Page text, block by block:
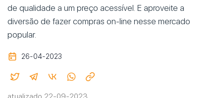
de qualidade a um preço acessível. E aproveite a
diversão de fazer compras on-line nesse mercado
popular.
26-04-2023